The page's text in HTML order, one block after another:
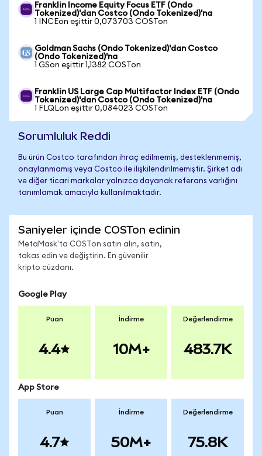
Franklin Income Equity Focus ETF (Ondo
Tokenized)'dan Costco (Ondo Tokenized)'na
1 INCEon eşittir 0,073703 COSTon
Goldman Sachs (Ondo Tokenized)'dan Costco
(Ondo Tokenized)'na
1 GSon eşittir 1,1382 COSTon
Franklin US Large Cap Multifactor Index ETF (Ondo
Tokenized)'dan Costco (Ondo Tokenized)'na
1 FLQLon eşittir 0,084023 COSTon
Sorumluluk Reddi
Bu ürün Costco tarafından ihraç edilmemiş, desteklenmemiş,
onaylanmamış veya Costco ile ilişkilendirilmemiştir. Şirket adı
ve diğer ticari markalar yalnızca dayanak referans varlığını
tanımlamak amacıyla kullanılmaktadır.
Saniyeler içinde COSTon edinin
MetaMask'ta COSTon satın alın, satın,
takas edin ve değiştirin. En güvenilir
kripto cüzdanı.
Google Play
Puan
4.4
İndirme
10M+
Değerlendirme
483.7K
App Store
Puan
4.7
İndirme
50M+
Değerlendirme
75.8K